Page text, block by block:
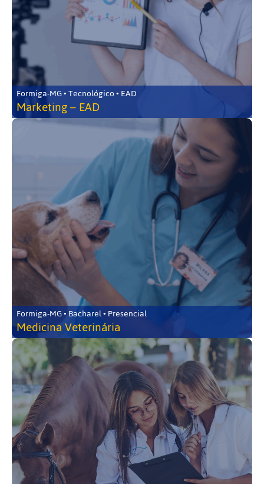
Formiga-MG • Tecnológico • EAD
Marketing – EAD
Formiga-MG • Bacharel • Presencial
Medicina Veterinária